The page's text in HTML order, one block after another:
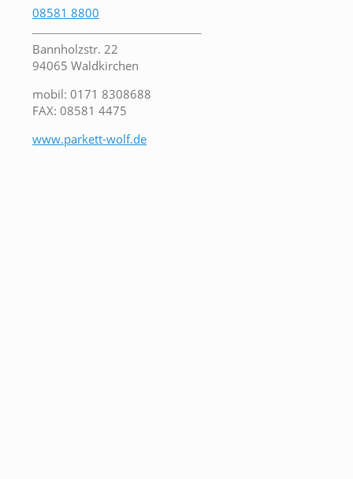
08581 8800
Bannholzstr. 22
94065 Waldkirchen
mobil: 0171 8308688
FAX: 08581 4475
www.parkett-wolf.de